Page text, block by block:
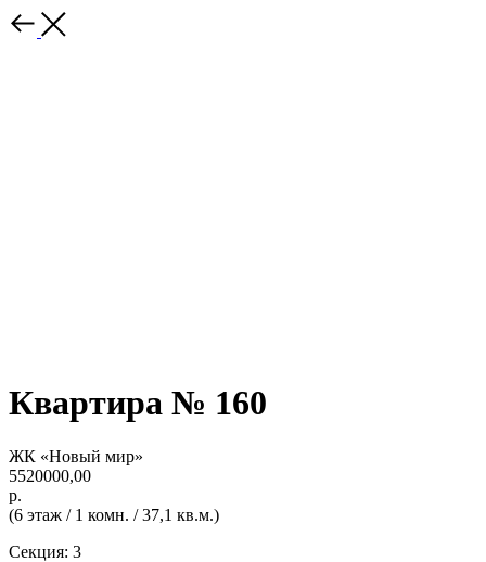
Квартира № 160
ЖК «Новый мир»
5520000,00
р.
(6 этаж / 1 комн. / 37,1 кв.м.)
Секция: 3